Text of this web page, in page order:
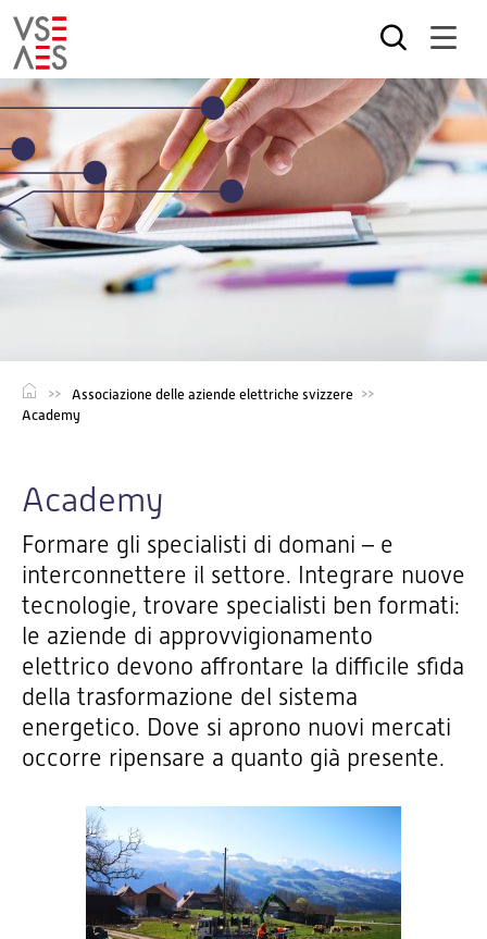
Salta
al
contenuto
principale
Associazione delle aziende elettriche svizzere
Academy
Academy
Formare gli specialisti di domani – e
interconnettere il settore. Integrare nuove
tecnologie, trovare specialisti ben formati:
le aziende di approvvigionamento
elettrico devono affrontare la difficile sfida
della trasformazione del sistema
energetico. Dove si aprono nuovi mercati
occorre ripensare a quanto già presente.